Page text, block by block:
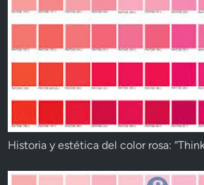
Historia y estética del color rosa: